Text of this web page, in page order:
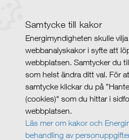
Samtycke till kakor
Energimyndigheten skulle
webbanalyskakor i syfte att
webbplatsen. Samtycker du
som helst ändra ditt val. För
samtycke klickar du på
(cookies)" som du hittar i
webbplatsen.
Läs mer om kakor och
behandling av